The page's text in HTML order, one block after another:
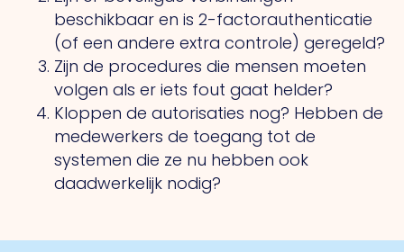
beschikbaar en is 2-factorauthenticatie
(of een andere extra controle) geregeld?
Zijn de procedures die mensen moeten
volgen als er iets fout gaat helder?
Kloppen de autorisaties nog? Hebben de
medewerkers de toegang tot de
systemen die ze nu hebben ook
daadwerkelijk nodig?